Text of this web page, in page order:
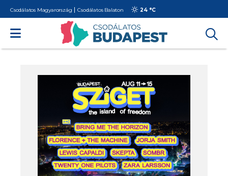
Csodálatos Magyarország Csodálatos Balaton 24 °C